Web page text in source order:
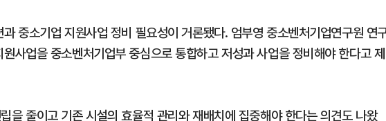
중소기업 지원사업 정비 필요성이 거론됐다. 엄부영 중소벤처기업연구원 연
사업을 중소벤처기업부 중심으로 통합하고 저성과 사업을 정비해야 한다고 제
을 줄이고 기존 시설의 효율적 관리와 재배치에 집중해야 한다는 의견도 나왔